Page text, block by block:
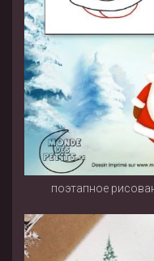
поэтапное